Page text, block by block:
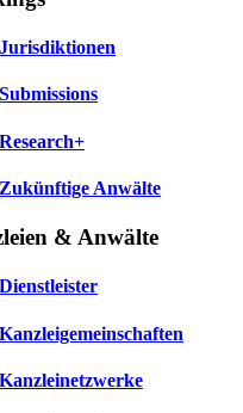
Jurisdiktionen
Submissions
Research+
Zukünftige Anwälte
& Anwälte
Dienstleister
Kanzleigemeinschaften
Kanzleinetzwerke